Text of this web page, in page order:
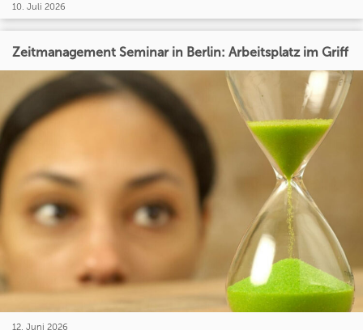
10. Juli 2026
Zeitmanagement Seminar in Berlin: Arbeitsplatz im Griff
12. Juni 2026